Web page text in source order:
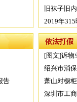
旧袜子旧
2019年
告
依法打假
[图文]诉物
绍兴市消
萧山对橱
深圳市工